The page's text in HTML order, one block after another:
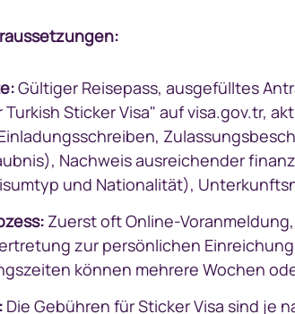
Gültiger Reisepass, ausgefülltes
Turkish Sticker Visa" auf visa.gov.tr,
Nachweis ausreichender
und Nationalität),
Zuerst oft Online-
zur persönlichen
können mehrere Wochen
Die Gebühren für Sticker Visa sind je